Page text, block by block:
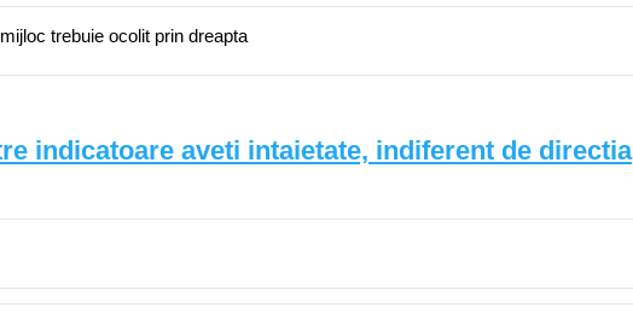
trebuie ocolit prin dreapta
indicatoare aveti intaietate, indiferent de directia